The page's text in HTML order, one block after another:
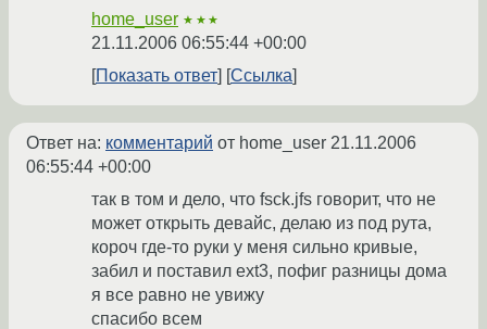
home_user ★★★
21.11.2006 06:55:44 +00:00
Показать ответ
Ссылка
Ответ на: комментарий от home_user 21.11.2006
06:55:44 +00:00
так в том и дело, что fsck.jfs говорит, что не
может открыть девайс, делаю из под рута,
короч где-то руки у меня сильно кривые,
забил и поставил ext3, пофиг разницы дома
я все равно не увижу
спасибо всем